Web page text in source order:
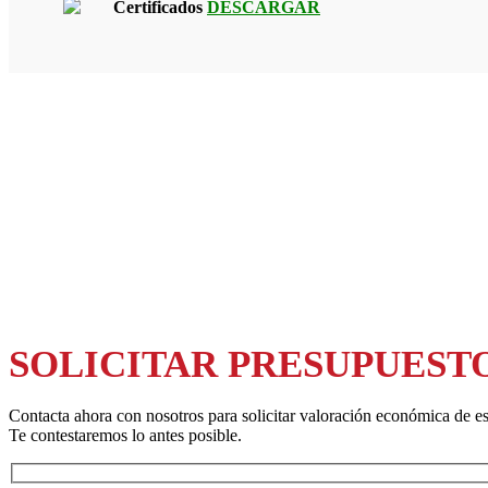
Certificados DESCARGAR
SOLICITAR
Contacta ahora con nosotros para solicitar valoración económica de
Te contestaremos lo antes posible.